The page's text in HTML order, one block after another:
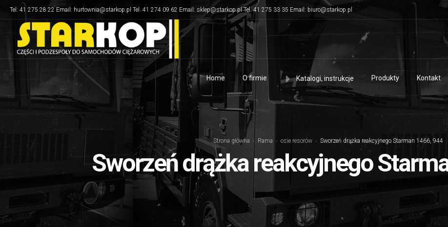
Tel: 41 275 28 22 Email: hurtownia@starkop.pl Tel. 41 274 09 62 Email: sklep@starkop.pl Tel. 41 275 33 35 Email: biuro@starkop.pl
Home O firmie Katalogi, instrukcje Produkty Kontakt
Strona główna Rama osie resorów Sworzeń drążka reakcyjnego Starman 1466, 944
Sworzeń drążka reakcyjnego